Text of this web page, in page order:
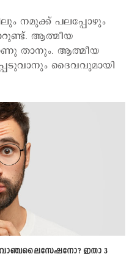
നമുക്ക് പലപ്പോഴും
ആത്മീയ
താനും. ആത്മീയ
ദൈവവുമായി
ഇതാ 3